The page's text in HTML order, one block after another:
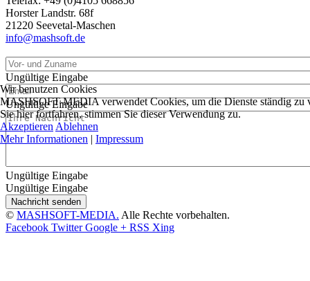
Horster Landstr. 68f
21220 Seevetal-Maschen
info@mashsoft.de
Ungültige Eingabe
Ungültige Eingabe
Ungültige Eingabe
Ungültige Eingabe
Nachricht senden
© MASHSOFT-MEDIA. Alle Rechte vorbehalten.
Facebook Twitter Google + RSS Xing
Wir benutzen Cookies
MASHSOFT-MEDIA verwendet Cookies, um die Dienste ständig zu
Sie hier fortfahren, stimmen Sie dieser Verwendung zu.
Akzeptieren Ablehnen
Mehr Informationen | Impressum